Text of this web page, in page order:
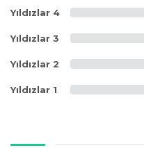
Yıldızlar 4
Yıldızlar 3
Yıldızlar 2
Yıldızlar 1